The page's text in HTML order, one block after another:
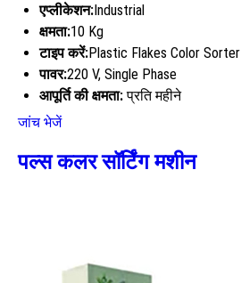
एप्लीकेशन:Industrial
क्षमता:10 Kg
टाइप करें:Plastic Flakes Color Sorter
पावर:220 V, Single Phase
आपूर्ति की क्षमता:प्रति महीने
जांच भेजें
पल्स कलर सॉर्टिंग मशीन